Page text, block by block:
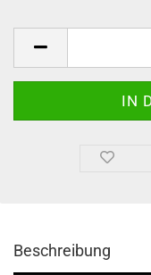
Beschreibung